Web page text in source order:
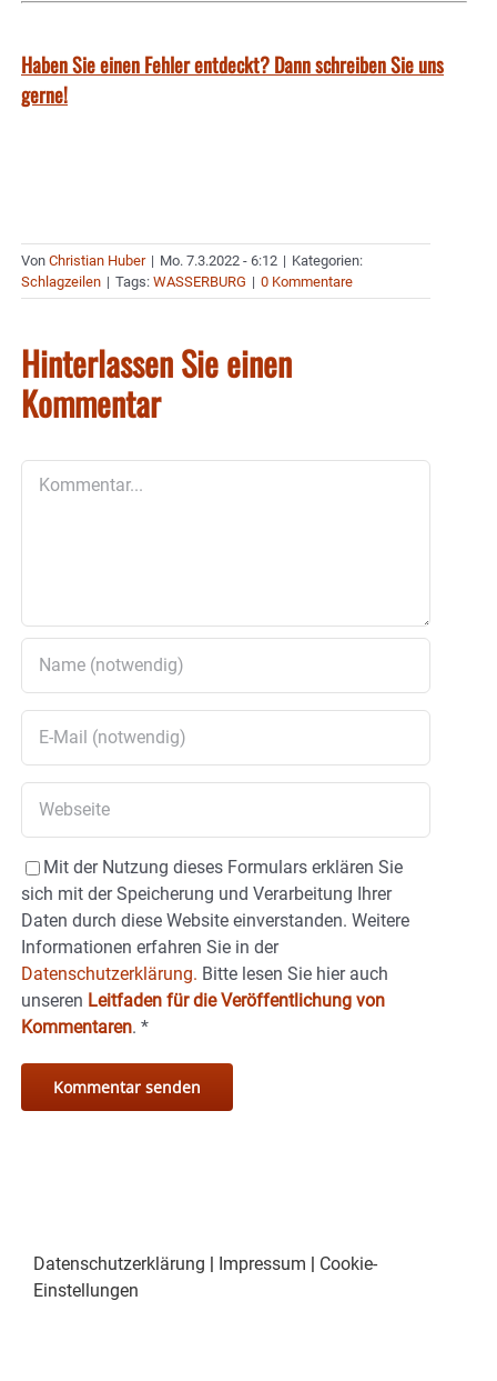
Haben Sie einen Fehler entdeckt? Dann schreiben Sie uns
gerne!
Von Christian Huber | Mo. 7.3.2022 - 6:12 | Kategorien:
Schlagzeilen | Tags: WASSERBURG | 0 Kommentare
Hinterlassen Sie einen
Kommentar
Mit der Nutzung dieses Formulars erklären Sie
sich mit der Speicherung und Verarbeitung Ihrer
Daten durch diese Website einverstanden. Weitere
Informationen erfahren Sie in der
Datenschutzerklärung. Bitte lesen Sie hier auch
unseren Leitfaden für die Veröffentlichung von
Kommentaren. *
Datenschutzerklärung | Impressum | Cookie-
Einstellungen